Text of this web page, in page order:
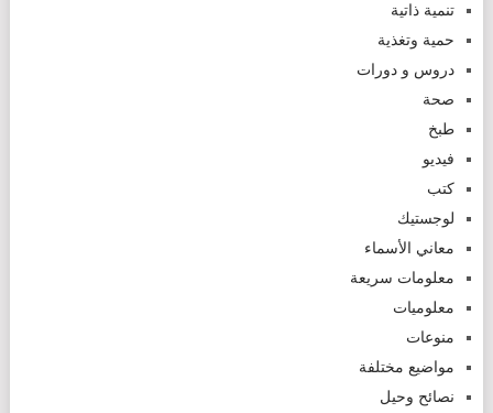
تنمية ذاتية
حمية وتغذية
دروس و دورات
صحة
طبخ
فيديو
كتب
لوجستيك
معاني الأسماء
معلومات سريعة
معلوميات
منوعات
مواضيع مختلفة
نصائح وحيل